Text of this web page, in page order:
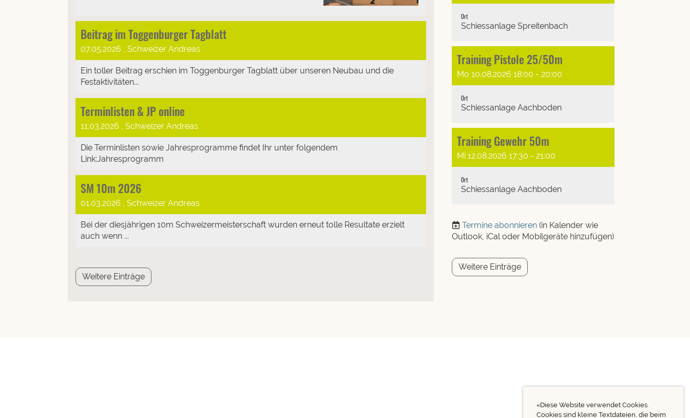
«Diese Website verwendet Cookies.
Cookies sind kleine Textdateien, die beim
Beitrag im Toggenburger Tagblatt
07.05.2026 , Schweizer Andreas
Ein toller Beitrag erschien im Toggenburger Tagblatt über unseren Neubau und die
Festaktivitäten...
Terminlisten & JP online
11.03.2026 , Schweizer Andreas
Die Terminlisten sowie Jahresprogramme findet Ihr unter folgendem
Link:Jahresprogramm
SM 10m 2026
01.03.2026 , Schweizer Andreas
Bei der diesjährigen 10m Schweizermeisterschaft wurden erneut tolle Resultate erzielt
auch wenn ...
Weitere Einträge
Ort
Schiessanlage Spreitenbach
Training Pistole 25/50m
Mo 10.08.2026 18:00 - 20:00
Ort
Schiessanlage Aachboden
Training Gewehr 50m
Mi 12.08.2026 17:30 - 21:00
Ort
Schiessanlage Aachboden
Termine abonnieren (in Kalender wie
Outlook, iCal oder Mobilgeräte hinzufügen)
Weitere Einträge